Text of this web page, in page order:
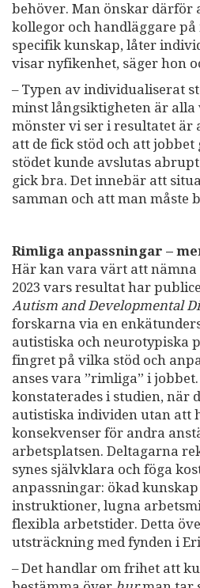
behöver. Man önskar därför
kollegor och handläggare
specifik kunskap, låter
visar nyfikenhet, säger hon
– Typen av individualiserat
minst långsiktigheten är
mönster vi ser i resultatet är
att de fick stöd och att
stödet kunde avslutas
gick bra. Det innebär att
samman och att man måste
Rimliga anpassningar –
Här kan vara värt att
2023 vars resultat har
Autism and Developmental
forskarna via en
autistiska och neurotypiska
fingret på vilka stöd och
anses vara ”rimliga” i
konstaterades i studien, när
autistiska individen utan att
konsekvenser för andra
arbetsplatsen. Deltagarna
synes självklara och föga
anpassningar: ökad
instruktioner, lugna
flexibla arbetstider. Detta
utsträckning med fynden i
– Det handlar om frihet att